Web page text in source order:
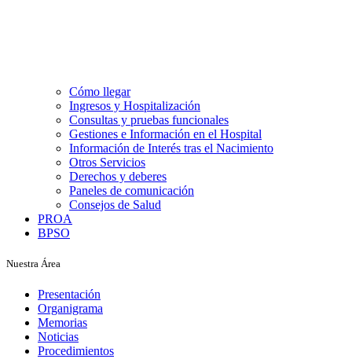
Cómo llegar
Ingresos y Hospitalización
Consultas y pruebas funcionales
Gestiones e Información en el Hospital
Información de Interés tras el Nacimiento
Otros Servicios
Derechos y deberes
Paneles de comunicación
Consejos de Salud
PROA
BPSO
Nuestra Área
Presentación
Organigrama
Memorias
Noticias
Procedimientos